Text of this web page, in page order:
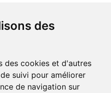
des
des cookies et d'autres
suivi pour améliorer
de navigation sur
Rang-du-Fliers.
ligne parmi des milliers de